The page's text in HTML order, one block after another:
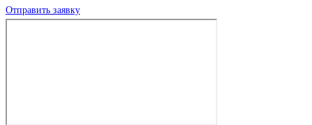
Отправить заявку